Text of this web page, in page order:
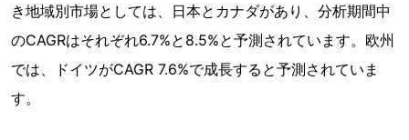
き地域別市場としては、日本とカナダがあり、分析期間中
のCAGRはそれぞれ6.7%と8.5%と予測されています。欧州
では、ドイツがCAGR 7.6%で成長すると予測されていま
す。